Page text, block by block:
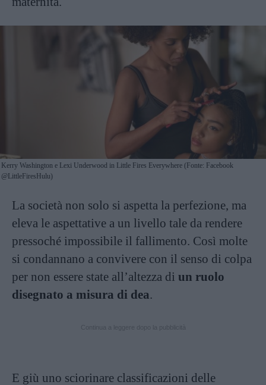
Kerry Washington e Lexi Underwood in Little Fires Everywhere (Fonte: Facebook
@LittleFiresHulu)
La società non solo si aspetta la perfezione, ma
eleva le aspettative a un livello tale da rendere
pressoché impossibile il fallimento. Così molte
si condannano a convivere con il senso di colpa
per non essere state all’altezza di un ruolo
disegnato a misura di dea.
E giù uno sciorinare classificazioni delle